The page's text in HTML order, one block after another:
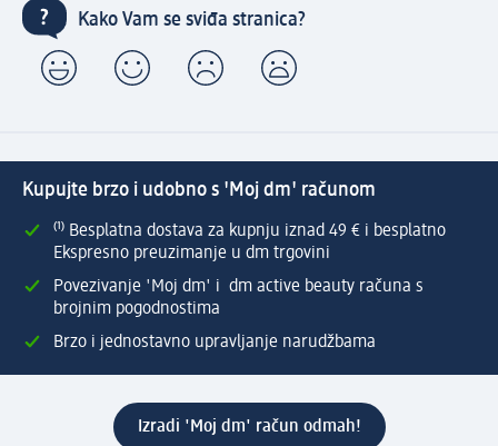
Kako Vam se sviđa stranica?
Kupujte brzo i udobno s 'Moj dm' računom
⁽¹⁾ Besplatna dostava za kupnju iznad 49 € i besplatno
Ekspresno preuzimanje u dm trgovini
Povezivanje 'Moj dm' i dm active beauty računa s
brojnim pogodnostima
Brzo i jednostavno upravljanje narudžbama
Izradi 'Moj dm' račun odmah!